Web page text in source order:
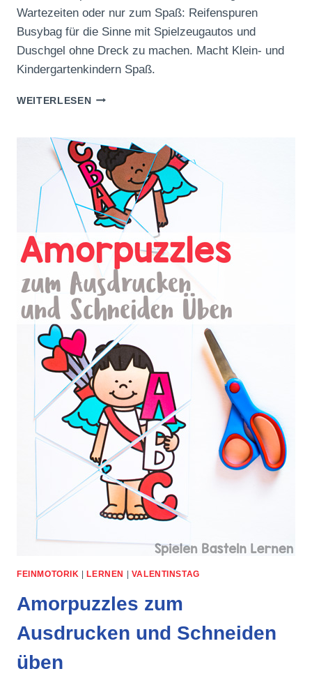
Wartezeiten oder nur zum Spaß: Reifenspuren
Busybag für die Sinne mit Spielzeugautos und
Duschgel ohne Dreck zu machen. Macht Klein- und
Kindergartenkindern Spaß.
WEITERLESENREIFENSPUREN
DIE
SINNE
FEINMOTORIK |LERNEN | VALENTINSTAG
Amorpuzzles zum
Ausdrucken und Schneiden
üben